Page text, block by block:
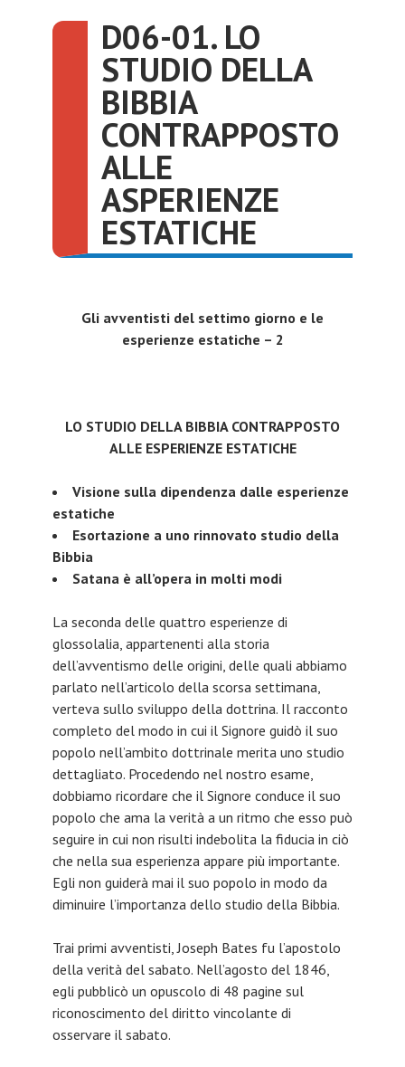
D06-01. LO
STUDIO DELLA
BIBBIA
CONTRAPPOSTO
ALLE
ASPERIENZE
ESTATICHE
Gli avventisti del settimo giorno e le
esperienze estatiche – 2
LO STUDIO DELLA BIBBIA CONTRAPPOSTO
ALLE ESPERIENZE ESTATICHE
Visione sulla dipendenza dalle esperienze
estatiche
Esortazione a uno rinnovato studio della
Bibbia
Satana è all’opera in molti modi
La seconda delle quattro esperienze di
glossolalia, appartenenti alla storia
dell’avventismo delle origini, delle quali abbiamo
parlato nell’articolo della scorsa settimana,
verteva sullo sviluppo della dottrina. Il racconto
completo del modo in cui il Signore guidò il suo
popolo nell’ambito dottrinale merita uno studio
dettagliato. Procedendo nel nostro esame,
dobbiamo ricordare che il Signore conduce il suo
popolo che ama la verità a un ritmo che esso può
seguire in cui non risulti indebolita la fiducia in ciò
che nella sua esperienza appare più importante.
Egli non guiderà mai il suo popolo in modo da
diminuire l’importanza dello studio della Bibbia.
Trai primi avventisti, Joseph Bates fu l’apostolo
della verità del sabato. Nell’agosto del 1846,
egli pubblicò un opuscolo di 48 pagine sul
riconoscimento del diritto vincolante di
osservare il sabato.